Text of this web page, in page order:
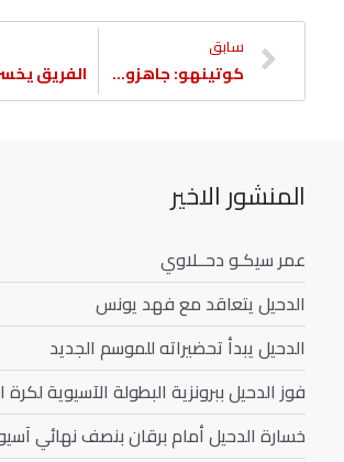
سابق
كوتينهو: جاهزون لمواجهة الريان
المنشور الاخير
عمر سيكـو دحــلاوي
الدحيل يتعاقد مع فهد يونس
الدحيل يبدأ تحضيراته للموسم الجديد
فوز الدحيل ببرونزية البطولة الآسيوية لكرة
خسارة الدحيل أمام برقان بنصف نهائي